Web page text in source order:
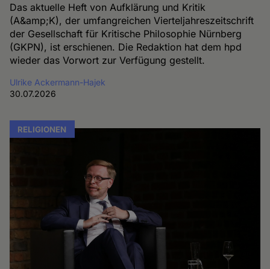
Das aktuelle Heft von Aufklärung und Kritik
(A&amp;K), der umfangreichen Vierteljahreszeitschrift
der Gesellschaft für Kritische Philosophie Nürnberg
(GKPN), ist erschienen. Die Redaktion hat dem hpd
wieder das Vorwort zur Verfügung gestellt.
Ulrike Ackermann-Hajek
30.07.2026
RELIGIONEN